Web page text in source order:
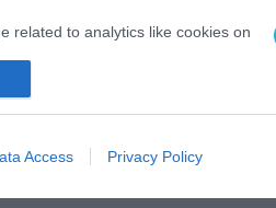
related to analytics like cookies on
related to functionality of the website
related to personalization.
Access Privacy Policy